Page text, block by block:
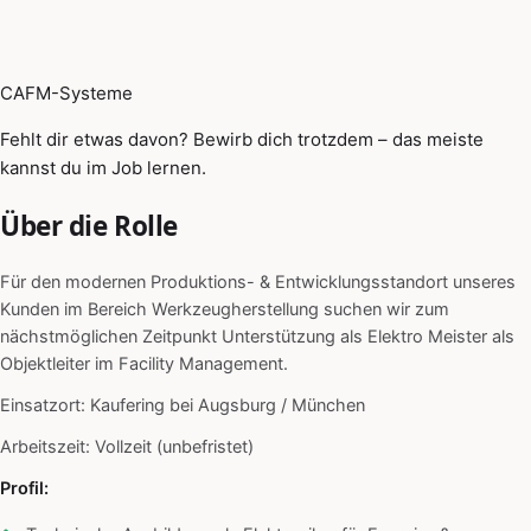
CAFM-Systeme
Fehlt dir etwas davon? Bewirb dich trotzdem – das meiste
kannst du im Job lernen.
Über die Rolle
Für den modernen Produktions- & Entwicklungsstandort unseres
Kunden im Bereich Werkzeugherstellung suchen wir zum
nächstmöglichen Zeitpunkt Unterstützung als Elektro Meister als
Objektleiter im Facility Management.
Einsatzort: Kaufering bei Augsburg / München
Arbeitszeit: Vollzeit (unbefristet)
Profil: